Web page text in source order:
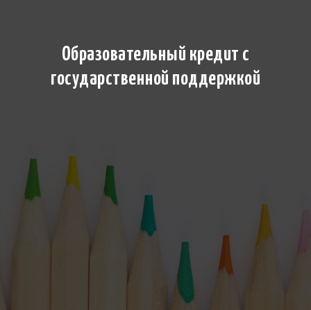
Образовательный кредит с
государственной поддержкой